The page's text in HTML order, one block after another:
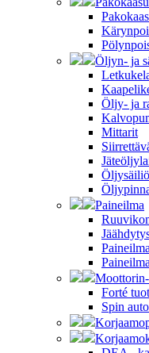
Öljyn- ja
Öljy- ja
Mittarit
Paineilma
Forté
Spin